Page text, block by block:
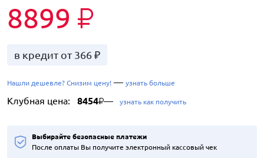
8899 ₽
в кредит от 366 ₽
Нашли дешевле? Снизим цену! — узнать больше
Клубная цена: 8454₽— узнать как получить
Выбирайте безопасные платежи
После оплаты Вы получите электронный кассовый чек